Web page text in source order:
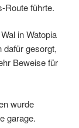
Route führte.
in Watopia
dafür gesorgt,
Beweise für
wurde
garage.